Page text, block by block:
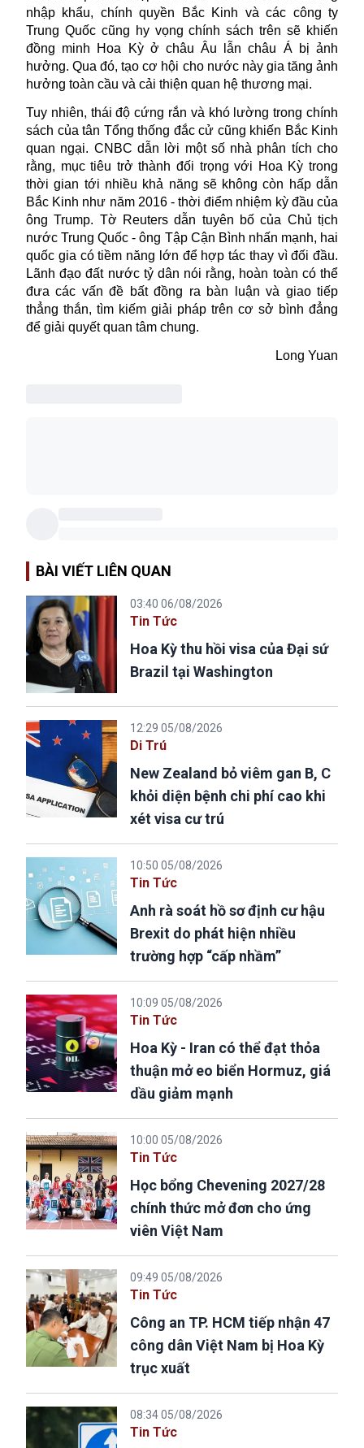
nhập khẩu, chính quyền Bắc Kinh và các công ty
Trung Quốc cũng hy vọng chính sách trên sẽ khiến
đồng minh Hoa Kỳ ở châu Âu lẫn châu Á bị ảnh
hưởng. Qua đó, tạo cơ hội cho nước này gia tăng ảnh
hưởng toàn cầu và cải thiện quan hệ thương mại.
Tuy nhiên, thái độ cứng rắn và khó lường trong chính
sách của tân Tổng thống đắc cử cũng khiến Bắc Kinh
quan ngại. CNBC dẫn lời một số nhà phân tích cho
rằng, mục tiêu trở thành đối trọng với Hoa Kỳ trong
thời gian tới nhiều khả năng sẽ không còn hấp dẫn
Bắc Kinh như năm 2016 - thời điểm nhiệm kỳ đầu của
ông Trump. Tờ Reuters dẫn tuyên bố của Chủ tịch
nước Trung Quốc - ông Tập Cận Bình nhấn mạnh, hai
quốc gia có tiềm năng lớn để hợp tác thay vì đối đầu.
Lãnh đạo đất nước tỷ dân nói rằng, hoàn toàn có thể
đưa các vấn đề bất đồng ra bàn luận và giao tiếp
thẳng thắn, tìm kiếm giải pháp trên cơ sở bình đẳng
để giải quyết quan tâm chung.
Long Yuan
BÀI VIẾT LIÊN QUAN
03:40 06/08/2026
Tin Tức
Hoa Kỳ thu hồi visa của Đại sứ
Brazil tại Washington
12:29 05/08/2026
Di Trú
New Zealand bỏ viêm gan B, C
khỏi diện bệnh chi phí cao khi
xét visa cư trú
10:50 05/08/2026
Tin Tức
Anh rà soát hồ sơ định cư hậu
Brexit do phát hiện nhiều
trường hợp “cấp nhầm”
10:09 05/08/2026
Tin Tức
Hoa Kỳ - Iran có thể đạt thỏa
thuận mở eo biển Hormuz, giá
dầu giảm mạnh
10:00 05/08/2026
Tin Tức
Học bổng Chevening 2027/28
chính thức mở đơn cho ứng
viên Việt Nam
09:49 05/08/2026
Tin Tức
Công an TP. HCM tiếp nhận 47
công dân Việt Nam bị Hoa Kỳ
trục xuất
08:34 05/08/2026
Tin Tức